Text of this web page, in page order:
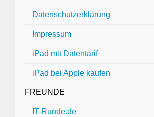
Datenschutzerklärung
Impressum
iPad mit Datentarif
iPad bei Apple kaufen
FREUNDE
IT-Runde.de